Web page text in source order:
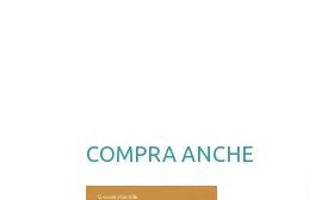
COMPRA ANCHE